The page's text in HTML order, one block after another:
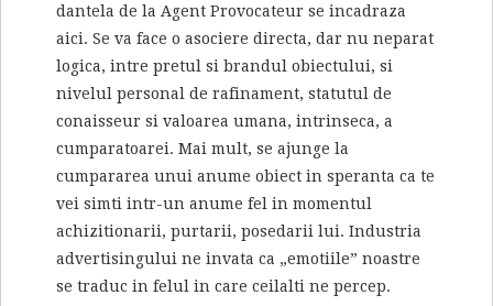
dantela de la Agent Provocateur se incadraza
aici. Se va face o asociere directa, dar nu neparat
logica, intre pretul si brandul obiectului, si
nivelul personal de rafinament, statutul de
conaisseur si valoarea umana, intrinseca, a
cumparatoarei. Mai mult, se ajunge la
cumpararea unui anume obiect in speranta ca te
vei simti intr-un anume fel in momentul
achizitionarii, purtarii, posedarii lui. Industria
advertisingului ne invata ca „emotiile” noastre
se traduc in felul in care ceilalti ne percep.